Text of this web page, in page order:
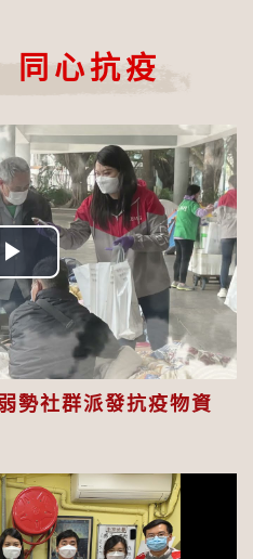
同心抗疫
Play
Video
勢社群派發抗疫物資